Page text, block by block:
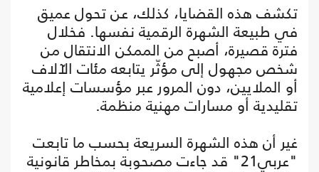
تكشف هذه القضايا، كذلك، عن تحول عميق
في طبيعة الشهرة الرقمية نفسها. فخلال
فترة قصيرة، أصبح من الممكن الانتقال من
شخص مجهول إلى مؤثّر يتابعه مئات الآلاف
أو الملايين، دون المرور عبر مؤسسات إعلامية
تقليدية أو مسارات مهنية منظمة.
غير أن هذه الشهرة السريعة بحسب ما تابعت
"عربي21" قد جاءت مصحوبة بمخاطر قانونية